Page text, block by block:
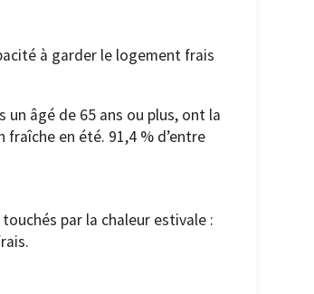
à garder le logement frais
âgé de 65 ans ou plus, ont la
en été. 91,4 % d’entre
par la chaleur estivale :